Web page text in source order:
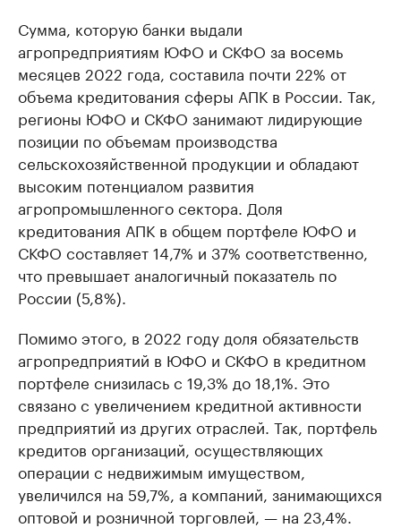
Сумма, которую банки выдали
агропредприятиям ЮФО и СКФО за восемь
месяцев 2022 года, составила почти 22% от
объема кредитования сферы АПК в России. Так,
регионы ЮФО и СКФО занимают лидирующие
позиции по объемам производства
сельскохозяйственной продукции и обладают
высоким потенциалом развития
агропромышленного сектора. Доля
кредитования АПК в общем портфеле ЮФО и
СКФО составляет 14,7% и 37% соответственно,
что превышает аналогичный показатель по
России (5,8%).
Помимо этого, в 2022 году доля обязательств
агропредприятий в ЮФО и СКФО в кредитном
портфеле снизилась с 19,3% до 18,1%. Это
связано с увеличением кредитной активности
предприятий из других отраслей. Так, портфель
кредитов организаций, осуществляющих
операции с недвижимым имуществом,
увеличился на 59,7%, а компаний, занимающихся
оптовой и розничной торговлей, — на 23,4%.